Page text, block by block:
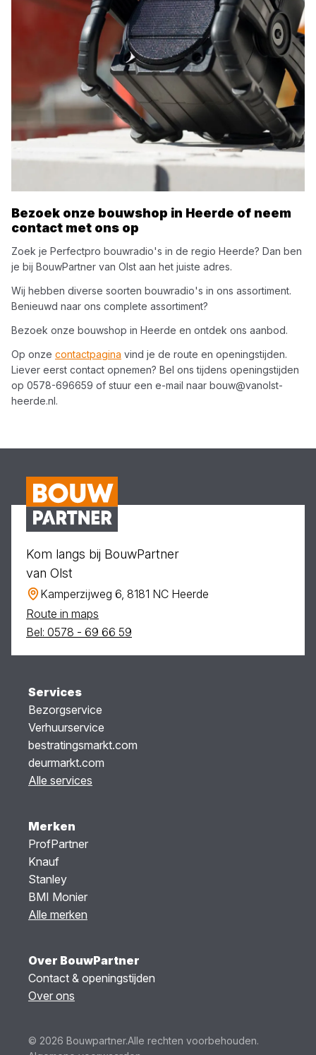
Bezoek onze bouwshop in Heerde of neem
contact met ons op
Zoek je Perfectpro bouwradio's in de regio Heerde? Dan ben
je bij BouwPartner van Olst aan het juiste adres.
Wij hebben diverse soorten bouwradio's in ons assortiment.
Benieuwd naar ons complete assortiment?
Bezoek onze bouwshop in Heerde en ontdek ons aanbod.
Op onze contactpagina vind je de route en openingstijden.
Liever eerst contact opnemen? Bel ons tijdens openingstijden
op 0578-696659 of stuur een e-mail naar bouw@vanolst-
heerde.nl.
Kom langs bij BouwPartner
van Olst
Kamperzijweg 6, 8181 NC Heerde
Route in maps
Bel: 0578 - 69 66 59
Services
Bezorgservice
Verhuurservice
bestratingsmarkt.com
deurmarkt.com
Alle services
Merken
ProfPartner
Knauf
Stanley
BMI Monier
Alle merken
Over BouwPartner
Contact & openingstijden
Over ons
© 2026 Bouwpartner.Alle rechten voorbehouden.